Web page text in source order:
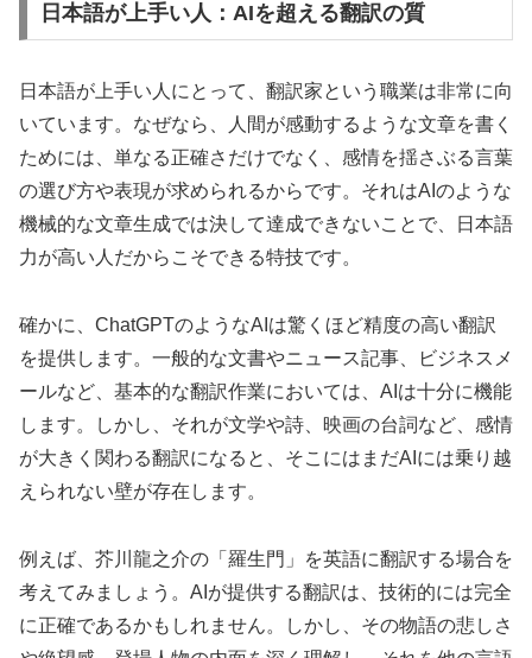
日本語が上手い人：AIを超える翻訳の質
日本語が上手い人にとって、翻訳家という職業は非常に向
いています。なぜなら、人間が感動するような文章を書く
ためには、単なる正確さだけでなく、感情を揺さぶる言葉
の選び方や表現が求められるからです。それはAIのような
機械的な文章生成では決して達成できないことで、日本語
力が高い人だからこそできる特技です。
確かに、ChatGPTのようなAIは驚くほど精度の高い翻訳
を提供します。一般的な文書やニュース記事、ビジネスメ
ールなど、基本的な翻訳作業においては、AIは十分に機能
します。しかし、それが文学や詩、映画の台詞など、感情
が大きく関わる翻訳になると、そこにはまだAIには乗り越
えられない壁が存在します。
例えば、芥川龍之介の「羅生門」を英語に翻訳する場合を
考えてみましょう。AIが提供する翻訳は、技術的には完全
に正確であるかもしれません。しかし、その物語の悲しさ